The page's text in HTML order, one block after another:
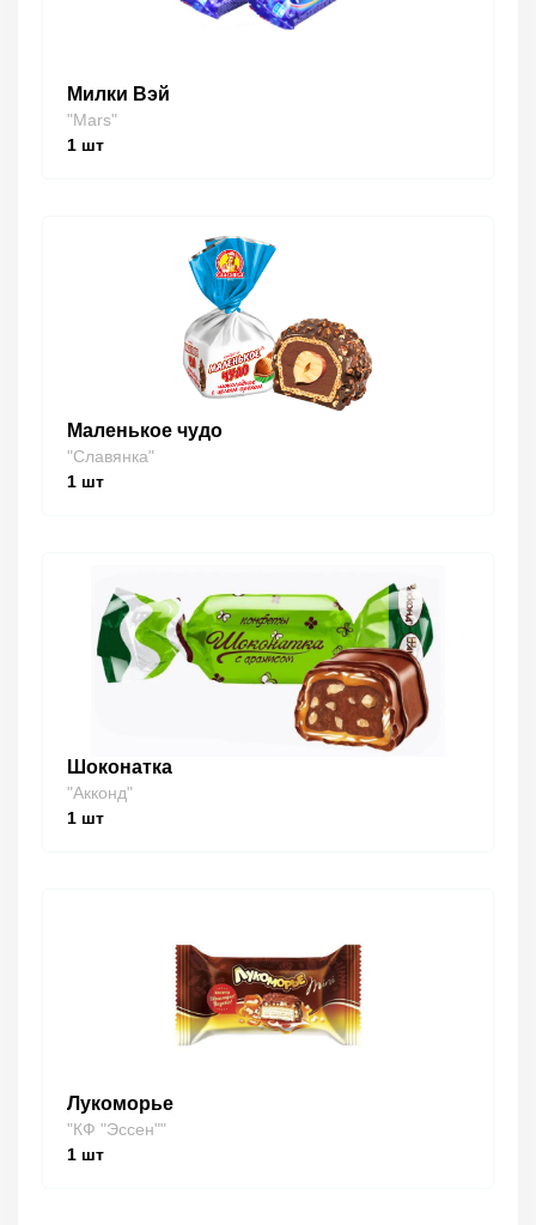
Милки Вэй
"Mars"
1 шт
Маленькое чудо
"Славянка"
1 шт
Шоконатка
"Акконд"
1 шт
Лукоморье
"КФ "Эссен""
1 шт